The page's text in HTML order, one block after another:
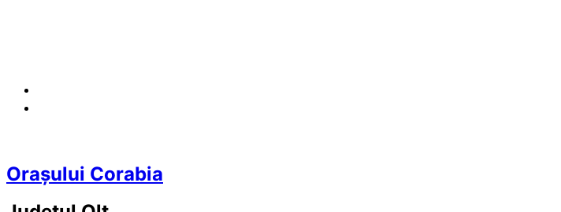
Orașului Corabia